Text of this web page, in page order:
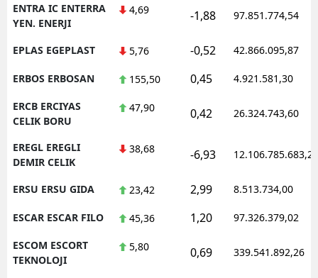
ENTRA IC ENTERRA
YEN. ENERJI
4,69 -1,88 97.851.774,54
EPLAS EGEPLAST 5,76 -0,52 42.866.095,87
ERBOS ERBOSAN 155,50 0,45 4.921.581,30
ERCB ERCIYAS
CELIK BORU
47,90 0,42 26.324.743,60
EREGL EREGLI
DEMIR CELIK
38,68 -6,93 12.106.785.683,20
ERSU ERSU GIDA 23,42 2,99 8.513.734,00
ESCAR ESCAR FILO 45,36 1,20 97.326.379,02
ESCOM ESCORT
TEKNOLOJI
5,80 0,69 339.541.892,26